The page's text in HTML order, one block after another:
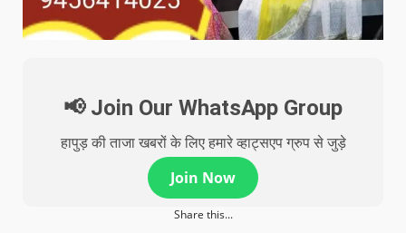
📢 Join Our WhatsApp Group
हापुड़ की ताजा खबरों के लिए हमारे व्हाट्सएप ग्रुप से जुड़े
Join Now
Share this...